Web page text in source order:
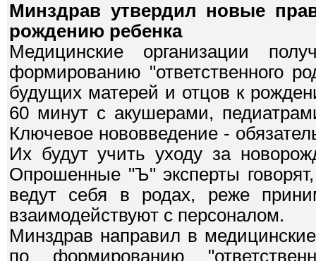
Минздрав утвердил новые
рождению ребенка
Медицинские организации
формированию "ответственного
будущих матерей и отцов к
60 минут с акушерами,
Ключевое нововведение -
Их будут учить уходу за
Опрошенные "Ъ" эксперты
ведут себя в родах, реже
взаимодействуют с персоналом.
Минздрав направил в
по формированию